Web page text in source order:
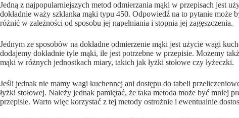
Jedną z najpopularniejszych metod odmierzania mąki w przepisach jest
dokładnie waży szklanka mąki typu 450. Odpowiedź na to pytanie może
różnić w zależności od sposobu jej napełniania i stopnia jej zagęszczenia.
Jednym ze sposobów na dokładne odmierzenie mąki jest użycie wagi
dodajemy dokładnie tyle mąki, ile jest potrzebne w przepisie. Możemy
mąki w różnych jednostkach miary, takich jak łyżki stołowe czy łyżeczki.
Jeśli jednak nie mamy wagi kuchennej ani dostępu do tabeli
łyżki stołowej. Należy jednak pamiętać, że taka metoda może być mniej
przepisie. Warto więc korzystać z tej metody ostrożnie i ewentualnie